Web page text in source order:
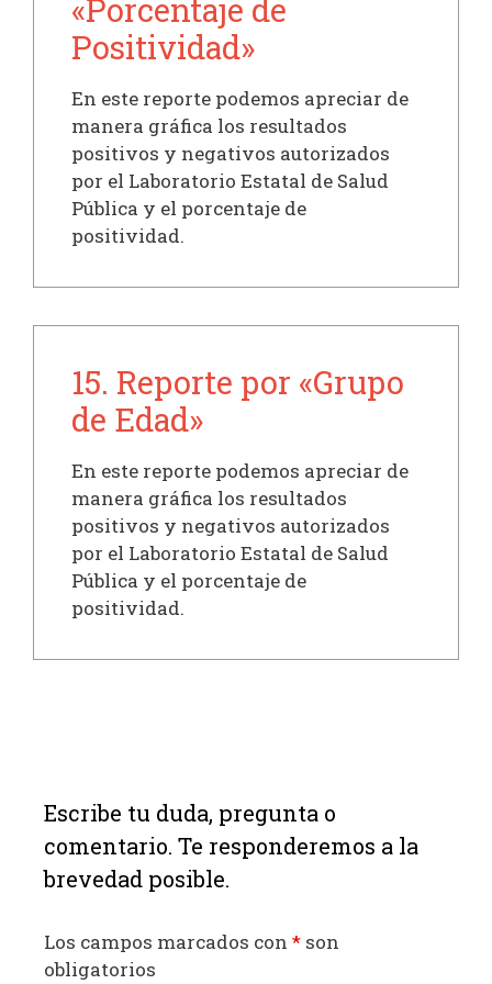
«Porcentaje de
Positividad»
En este reporte podemos apreciar de
manera gráfica los resultados
positivos y negativos autorizados
por el Laboratorio Estatal de Salud
Pública y el porcentaje de
positividad.
15. Reporte por «Grupo
de Edad»
En este reporte podemos apreciar de
manera gráfica los resultados
positivos y negativos autorizados
por el Laboratorio Estatal de Salud
Pública y el porcentaje de
positividad.
Escribe tu duda, pregunta o
comentario. Te responderemos a la
brevedad posible.
Los campos marcados con * son
obligatorios